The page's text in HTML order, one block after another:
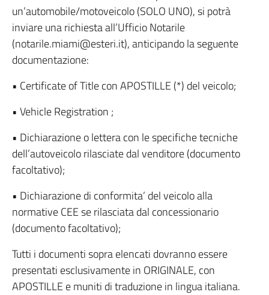
un’automobile/motoveicolo (SOLO UNO), si potrà
inviare una richiesta all’Ufficio Notarile
(notarile.miami@esteri.it), anticipando la seguente
documentazione:
• Certificate of Title con APOSTILLE (*) del veicolo;
• Vehicle Registration ;
• Dichiarazione o lettera con le specifiche tecniche
dell’autoveicolo rilasciate dal venditore (documento
facoltativo);
• Dichiarazione di conformita’ del veicolo alla
normative CEE se rilasciata dal concessionario
(documento facoltativo);
Tutti i documenti sopra elencati dovranno essere
presentati esclusivamente in ORIGINALE, con
APOSTILLE e muniti di traduzione in lingua italiana.